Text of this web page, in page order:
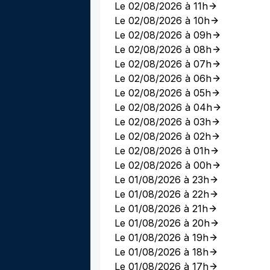
Le 02/08/2026 à 11h
Le 02/08/2026 à 10h
Le 02/08/2026 à 09h
Le 02/08/2026 à 08h
Le 02/08/2026 à 07h
Le 02/08/2026 à 06h
Le 02/08/2026 à 05h
Le 02/08/2026 à 04h
Le 02/08/2026 à 03h
Le 02/08/2026 à 02h
Le 02/08/2026 à 01h
Le 02/08/2026 à 00h
Le 01/08/2026 à 23h
Le 01/08/2026 à 22h
Le 01/08/2026 à 21h
Le 01/08/2026 à 20h
Le 01/08/2026 à 19h
Le 01/08/2026 à 18h
Le 01/08/2026 à 17h